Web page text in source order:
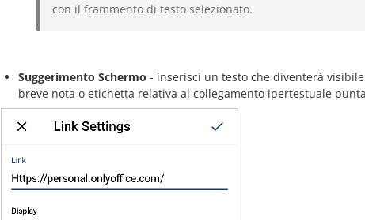
con il frammento di testo selezionato.
Suggerimento Schermo - inserisci un testo che diventerà
breve nota o etichetta relativa al collegamento ipertestuale